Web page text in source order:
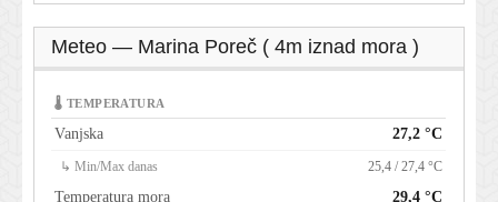
Meteo — Marina Poreč ( 4m iznad mora )
🌡 TEMPERATURA
Vanjska 27,2 °C
↳ Min/Max danas 25,4 / 27,4 °C
Temperatura mora 29,4 °C